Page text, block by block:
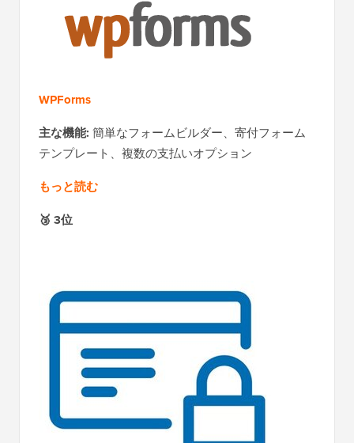
WPForms
主な機能: 簡単なフォームビルダー、寄付フォーム
テンプレート、複数の支払いオプション
もっと読む
🥉 3位